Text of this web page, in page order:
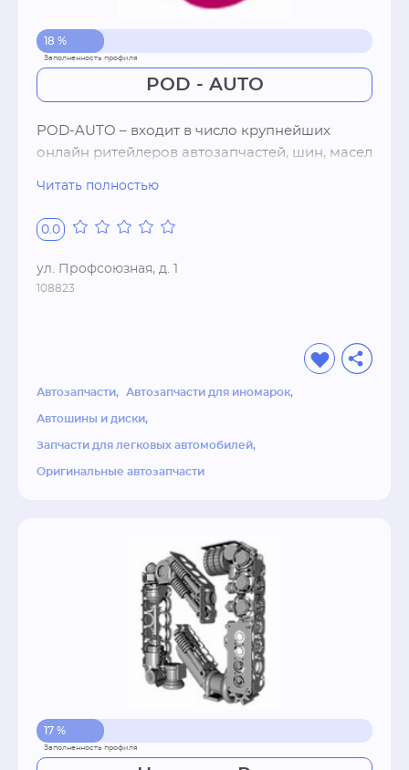
18 %
POD - AUTO
POD-AUTO – входит в число крупнейших
онлайн ритейлеров автозапчастей, шин, масел
можно заказать и получить запчасти для
легковых и грузовых автомобилей,
мототехники и специализированной техники
любой марки и модели практически со всего
компанию Подорожник Авто, которая с 2015
года является официальным дилером Mobil 1
Центр, Бош АвтоСервис, BOSCH
электроинструмент, MICHELIN.
Сегодня POD-AUTO активно развивающиеся
франчайзи, число которых растет каждый
Читать полностью
0.0
ул. Профсоюзная, д. 1
108823
Автозапчасти Автозапчасти для иномарок
Автошины и диски
Запчасти для легковых автомобилей
Оригинальные автозапчасти
17 %